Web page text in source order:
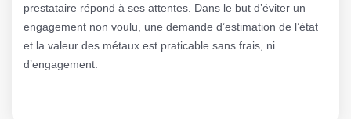
prestataire répond à ses attentes. Dans le but d’éviter un
engagement non voulu, une demande d’estimation de l’état
et la valeur des métaux est praticable sans frais, ni
d’engagement.